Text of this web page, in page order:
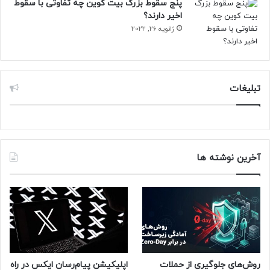
مقاله‌های مرتبط
همچنین نام SE گاهی اوقات حس یک محصول «ارزان» یا «نسل
قدیمی» را القا می‌کند که ممکن استبرخی از خریداران را از آن دور
کند. نام 16E این تصور را تغییر خواهد داد و به گوشی هویتی
پنج سقوط بزرگ بیت کوین چه تفاوتی با سقوط
اخیر دارند؟
ژانویه 26, 2022
تبلیغات
آخرین نوشته ها
روش‌های جلوگیری از حملات
اپلیکیشن پیام‌رسان ایکس در راه